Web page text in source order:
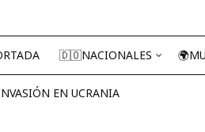
🇩🇴NACIONALES
EN UCRANIA